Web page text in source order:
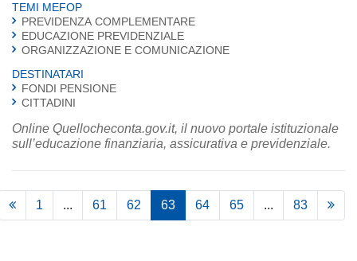
TEMI MEFOP
PREVIDENZA COMPLEMENTARE
EDUCAZIONE PREVIDENZIALE
ORGANIZZAZIONE E COMUNICAZIONE
DESTINATARI
FONDI PENSIONE
CITTADINI
Online Quellocheconta.gov.it, il nuovo portale istituzionale
sull’educazione finanziaria, assicurativa e previdenziale.
1 ... 61 62 63 64 65 ... 83